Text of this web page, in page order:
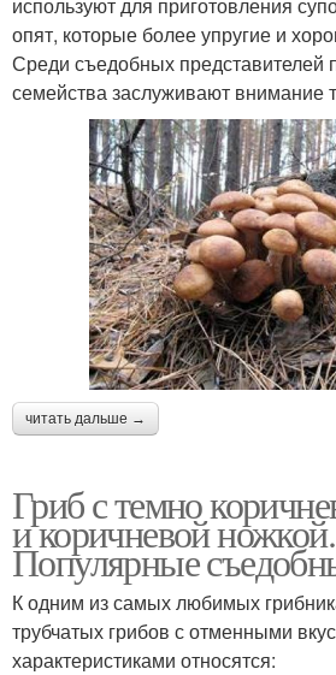
Гриб с фиолетовой
шляпкой
Гриб с белой
Грибы на тонкой ножке
опят, которые более упругие и
Среди съедобных представителей
семейства заслуживают внимание
читать дальше →
Гриб с темно
и коричневой ножкой.
Популярные
К одним из самых любимых
трубчатых грибов с отменными
характеристиками относятся: